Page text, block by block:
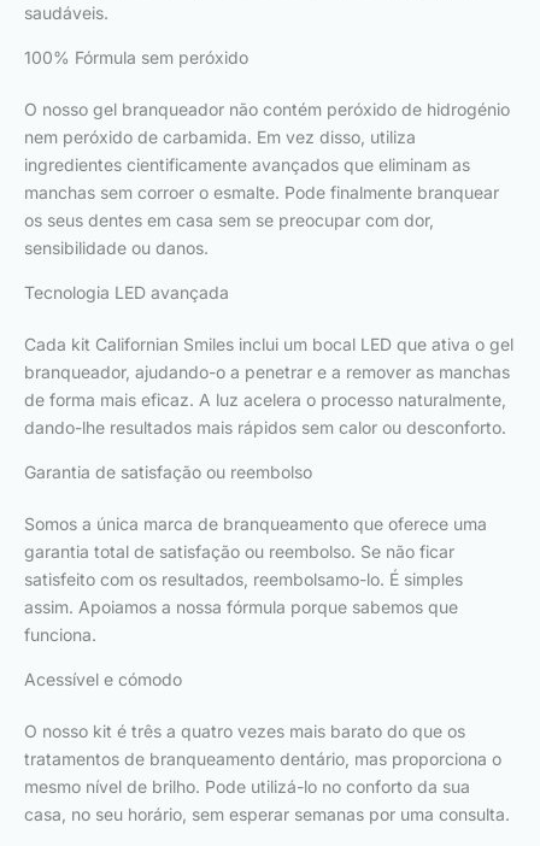
saudáveis.
100% Fórmula sem peróxido
O nosso gel branqueador não contém peróxido de hidrogénio
nem peróxido de carbamida. Em vez disso, utiliza
ingredientes cientificamente avançados que eliminam as
manchas sem corroer o esmalte. Pode finalmente branquear
os seus dentes em casa sem se preocupar com dor,
sensibilidade ou danos.
Tecnologia LED avançada
Cada kit Californian Smiles inclui um bocal LED que ativa o gel
branqueador, ajudando-o a penetrar e a remover as manchas
de forma mais eficaz. A luz acelera o processo naturalmente,
dando-lhe resultados mais rápidos sem calor ou desconforto.
Garantia de satisfação ou reembolso
Somos a única marca de branqueamento que oferece uma
garantia total de satisfação ou reembolso. Se não ficar
satisfeito com os resultados, reembolsamo-lo. É simples
assim. Apoiamos a nossa fórmula porque sabemos que
funciona.
Acessível e cómodo
O nosso kit é três a quatro vezes mais barato do que os
tratamentos de branqueamento dentário, mas proporciona o
mesmo nível de brilho. Pode utilizá-lo no conforto da sua
casa, no seu horário, sem esperar semanas por uma consulta.